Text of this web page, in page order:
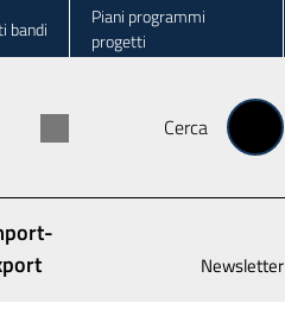
bandi
Piani programmi
progetti
Cerca
Newsletter